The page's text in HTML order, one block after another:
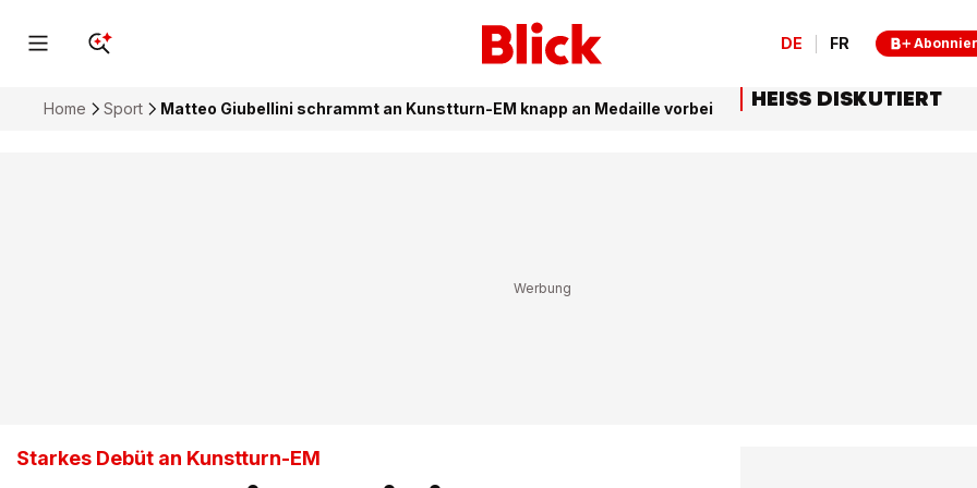
DE FR
Home Sport Matteo Giubellini schrammt an Kunstturn-EM knapp an Medaille vorbei
Starkes Debüt an Kunstturn-EM
HEISS DISKUTIERT